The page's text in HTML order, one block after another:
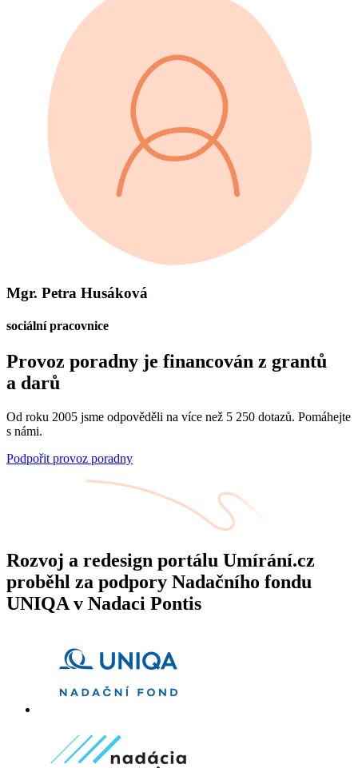
Mgr. Petra Husáková
sociální pracovnice
Provoz poradny je financován z grantů
a darů
Od roku 2005 jsme odpověděli na více než 5 250 dotazů. Pomáhejte
s námi.
Podpořit provoz poradny
Rozvoj a redesign portálu Umírání.cz
proběhl za podpory Nadačního fondu
UNIQA v Nadaci Pontis